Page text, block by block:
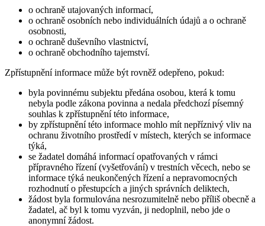
o ochraně utajovaných informací,
o ochraně osobních nebo individuálních údajů a o ochraně
osobnosti,
o ochraně duševního vlastnictví,
o ochraně obchodního tajemství.
Zpřístupnění informace může být rovněž odepřeno, pokud:
byla povinnému subjektu předána osobou, která k tomu
nebyla podle zákona povinna a nedala předchozí písemný
souhlas k zpřístupnění této informace,
by zpřístupnění této informace mohlo mít nepříznivý vliv na
ochranu životního prostředí v místech, kterých se informace
týká,
se žadatel domáhá informací opatřovaných v rámci
přípravného řízení (vyšetřování) v trestních věcech, nebo se
informace týká neukončených řízení a nepravomocných
rozhodnutí o přestupcích a jiných správních deliktech,
žádost byla formulována nesrozumitelně nebo příliš obecně a
žadatel, ač byl k tomu vyzván, ji nedoplnil, nebo jde o
anonymní žádost.